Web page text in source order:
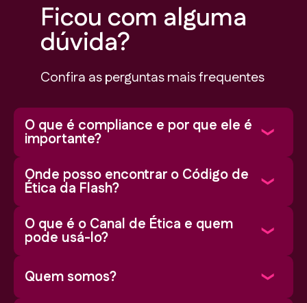
Ficou com alguma
dúvida?
Confira as perguntas mais frequentes
O que é compliance e por que ele é
importante?
Onde posso encontrar o Código de
Ética da Flash?
O que é o Canal de Ética e quem
pode usá-lo?
Quem somos?